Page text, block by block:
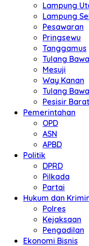
Lampung
Lampung
Pesawaran
Pringsewu
Tanggamus
Tulang
Mesuji
Way Kanan
Tulang
Pesisir Barat
Pemerintahan
OPD
ASN
APBD
Politik
DPRD
Pilkada
Partai
Hukum dan
Polres
Kejaksaan
Pengadilan
Ekonomi Bisnis